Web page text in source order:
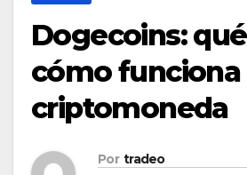
Dogecoins:
cómo funciona
criptomoneda
Por tradeo